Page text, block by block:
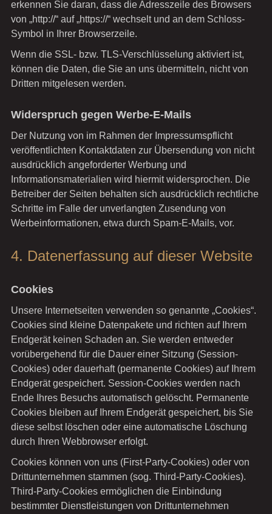
erkennen Sie daran, dass die Adresszeile des Browsers
von „http://“ auf „https://“ wechselt und an dem Schloss-
Symbol in Ihrer Browserzeile.
Wenn die SSL- bzw. TLS-Verschlüsselung aktiviert ist,
können die Daten, die Sie an uns übermitteln, nicht von
Dritten mitgelesen werden.
Widerspruch gegen Werbe-E-Mails
Der Nutzung von im Rahmen der Impressumspflicht
veröffentlichten Kontaktdaten zur Übersendung von nicht
ausdrücklich angeforderter Werbung und
Informationsmaterialien wird hiermit widersprochen. Die
Betreiber der Seiten behalten sich ausdrücklich rechtliche
Schritte im Falle der unverlangten Zusendung von
Werbeinformationen, etwa durch Spam-E-Mails, vor.
4. Datenerfassung auf dieser Website
Cookies
Unsere Internetseiten verwenden so genannte „Cookies“.
Cookies sind kleine Datenpakete und richten auf Ihrem
Endgerät keinen Schaden an. Sie werden entweder
vorübergehend für die Dauer einer Sitzung (Session-
Cookies) oder dauerhaft (permanente Cookies) auf Ihrem
Endgerät gespeichert. Session-Cookies werden nach
Ende Ihres Besuchs automatisch gelöscht. Permanente
Cookies bleiben auf Ihrem Endgerät gespeichert, bis Sie
diese selbst löschen oder eine automatische Löschung
durch Ihren Webbrowser erfolgt.
Cookies können von uns (First-Party-Cookies) oder von
Drittunternehmen stammen (sog. Third-Party-Cookies).
Third-Party-Cookies ermöglichen die Einbindung
bestimmter Dienstleistungen von Drittunternehmen